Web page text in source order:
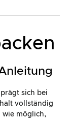
sich bei
vollständig
wie möglich,